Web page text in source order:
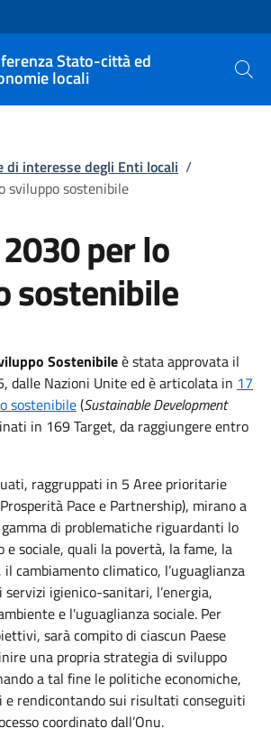
sito
Stato-città ed
locali Cerca
di interesse degli Enti locali /
sviluppo sostenibile
per lo
sostenibile
Sostenibileè stata approvata il
dalle Nazioni Unite ed è articolata in 17
sostenibile(Sustainable Development
in 169 Target, da raggiungere entro
raggruppati in 5 Aree prioritarie
Pace e Partnership), mirano a
di problematiche riguardanti lo
e sociale, quali la povertà, la fame, la
cambiamento climatico, l’uguaglianza
servizi igienico-sanitari, l’energia,
e l'uguaglianza sociale. Per
sarà compito di ciascun Paese
una propria strategia di sviluppo
a tal fine le politiche economiche,
e rendicontando sui risultati conseguiti
coordinato dall’Onu.